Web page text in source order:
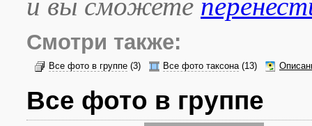
Смотри также:
Все фото в группе (3) Все фото таксона(13)
Все фото в группе